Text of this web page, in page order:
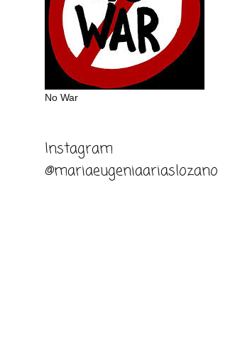
No War
Instagram
@mariaeugeniaariaslozano